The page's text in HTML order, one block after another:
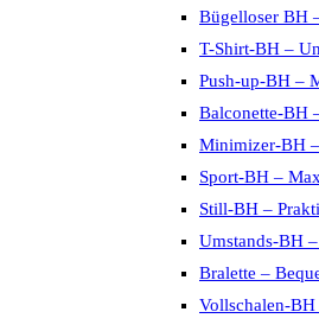
Bügelloser BH
T-Shirt-BH –
Push-up-BH –
Balconette-BH
Minimizer-BH
Sport-BH –
Still-BH –
Umstands-BH
Bralette –
Vollschalen-